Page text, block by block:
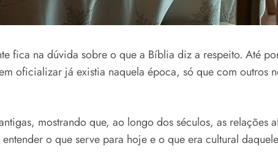
fica na dúvida sobre o que a Bíblia diz a respeito. Até
oficializar já existia naquela época, só que com outros
mostrando que, ao longo dos séculos, as relações
o que serve para hoje e o que era cultural